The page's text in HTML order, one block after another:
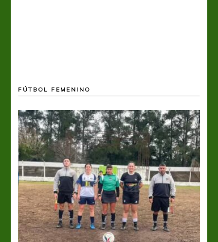
FÚTBOL FEMENINO